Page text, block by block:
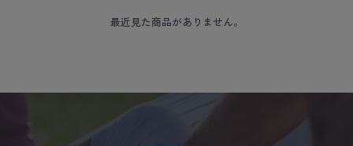
最近見た商品がありません。